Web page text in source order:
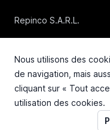
Nous utilisons des
de navigation, mais
cliquant sur « Tout
utilisation des cookies.
Repinco S.A.R.L.
+33 4 72 36 87 87